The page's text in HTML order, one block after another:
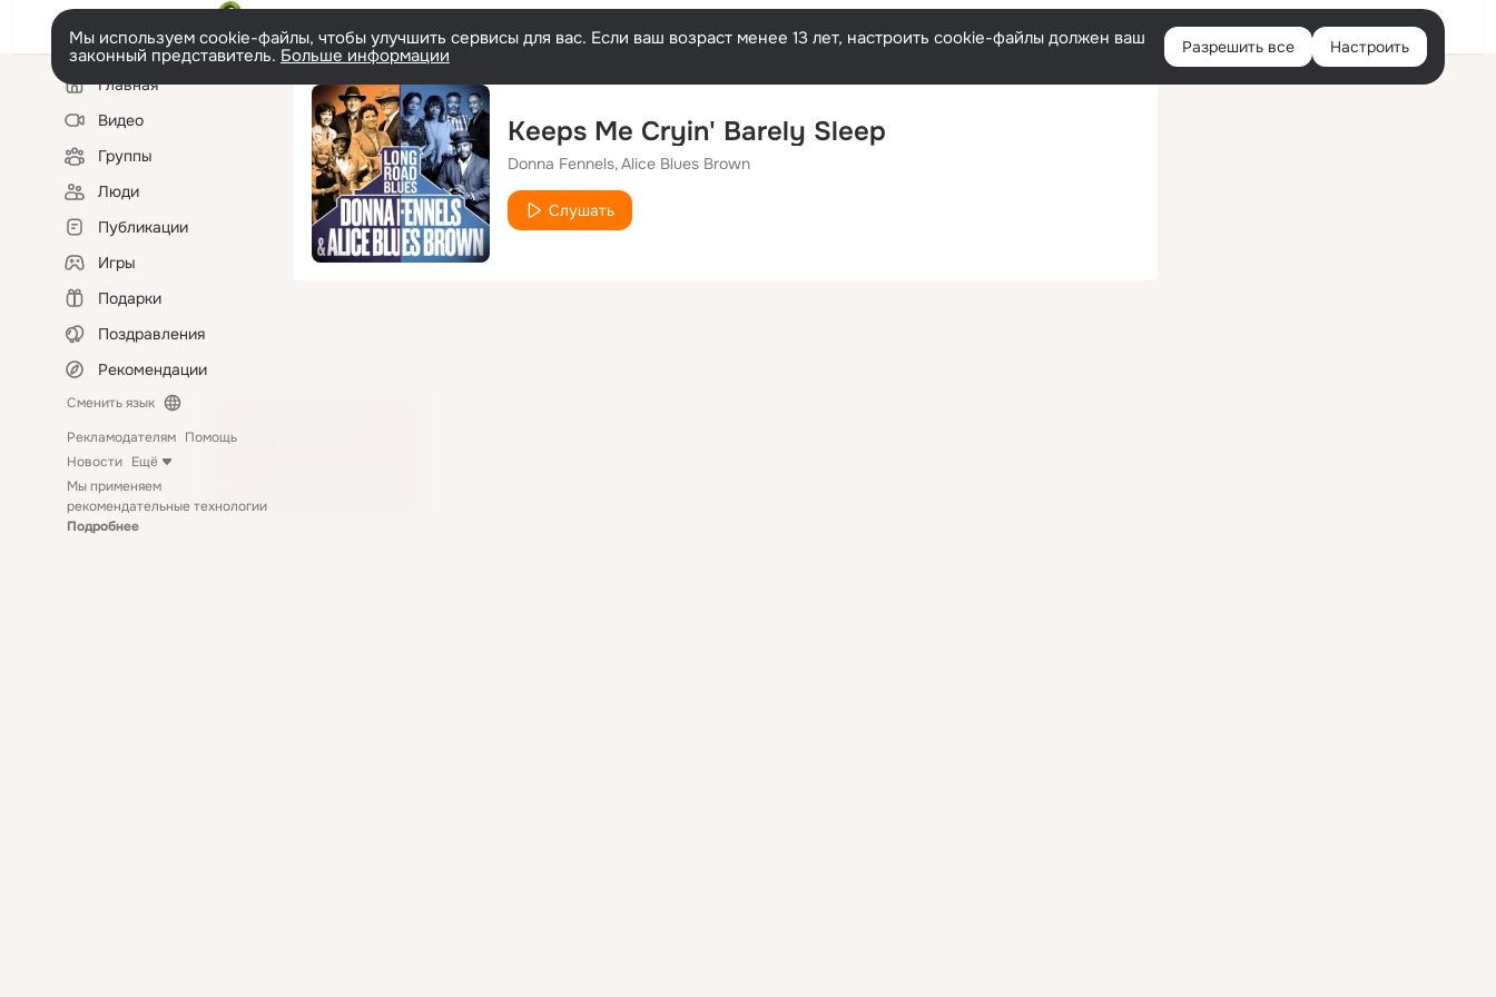
Войти
Мы используем cookie-файлы, чтобы улучшить сервисы для вас. Если ваш возраст менее 13 лет, настроить cookie-файлы должен ваш
законный представитель. Больше информации Разрешить все Настроить
Левая
колонкаГлавная
Видео
Группы
Люди
Публикации
Игры
Подарки
Поздравления
Рекомендации
Сменить язык
Рекламодателям Помощь
Новости Ещё
Мы применяем
рекомендательные технологии
Подробнее
Keeps Me Cryin' Barely Sleep
Donna Fennels Alice Blues Brown
Слушать